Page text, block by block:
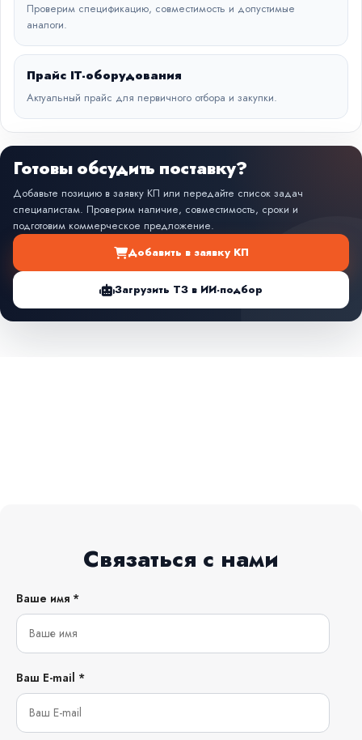
Проверим спецификацию, совместимость и допустимые
аналоги.
Прайс IT-оборудования
Актуальный прайс для первичного отбора и закупки.
Готовы обсудить поставку?
Добавьте позицию в заявку КП или передайте список задач
специалистам. Проверим наличие, совместимость, сроки и
подготовим коммерческое предложение.
Добавить в заявку КП
Загрузить ТЗ в ИИ-подбор
Связаться с нами
Ваше имя *
Ваш E-mail *